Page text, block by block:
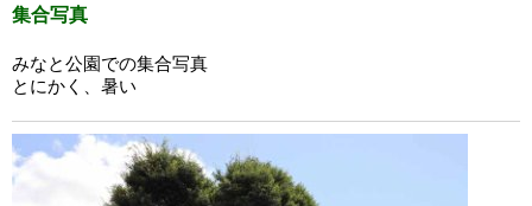
集合写真
みなと公園での集合写真
とにかく、暑い